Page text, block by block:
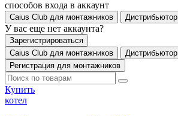
способов входа в аккаунт
Caius Club для монтажников Дистрибьютор
У вас еще нет аккаунта?
Зарегистрироваться
Caius Club для монтажников
Дистрибьютор
Регистрация для монтажников
Купить
котел